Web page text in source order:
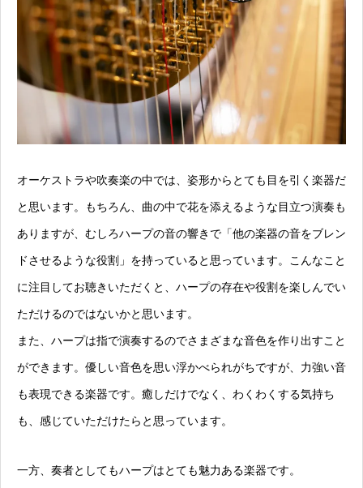
オーケストラや吹奏楽の中では、姿形からとても目を引く楽器だ
と思います。もちろん、曲の中で花を添えるような目立つ演奏も
ありますが、むしろハープの音の響きで「他の楽器の音をブレン
ドさせるような役割」を持っていると思っています。こんなこと
に注目してお聴きいただくと、ハープの存在や役割を楽しんでい
ただけるのではないかと思います。
また、ハープは指で演奏するのでさまざまな音色を作り出すこと
ができます。優しい音色を思い浮かべられがちですが、力強い音
も表現できる楽器です。癒しだけでなく、わくわくする気持ち
も、感じていただけたらと思っています。
一方、奏者としてもハープはとても魅力ある楽器です。